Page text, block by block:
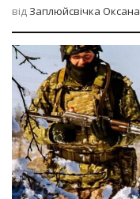
від Заплюйсвічка Оксана